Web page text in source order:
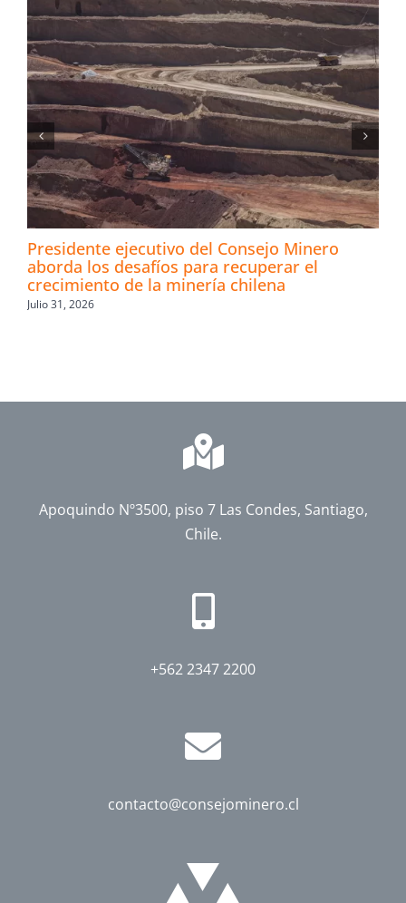
Presidente ejecutivo del Consejo Minero
aborda los desafíos para recuperar el
crecimiento de la minería chilena
Julio 31, 2026
Apoquindo Nº3500, piso 7 Las Condes, Santiago,
Chile.
+562 2347 2200
contacto@consejominero.cl